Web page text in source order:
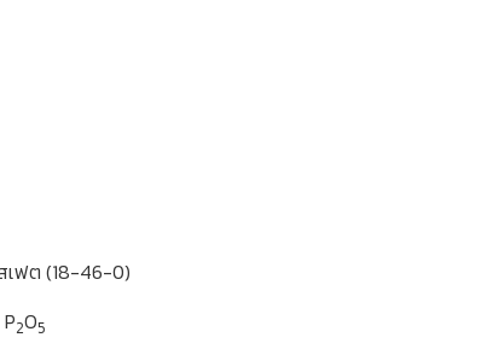
เฟต (18-46-0)
2O5